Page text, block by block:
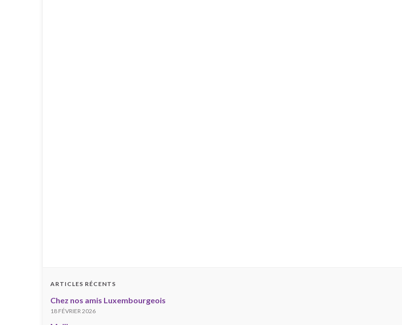
ARTICLES RÉCENTS
Chez nos amis Luxembourgeois
18 FÉVRIER 2026